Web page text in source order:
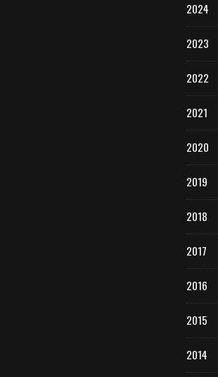
2024
2023
2022
2021
2020
2019
2018
2017
2016
2015
2014